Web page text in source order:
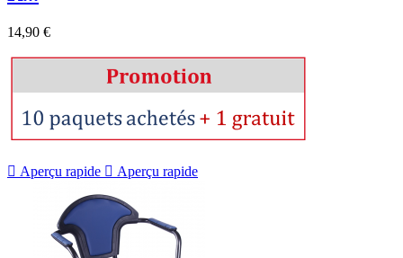
14,90 €
 Aperçu rapide  Aperçu rapide